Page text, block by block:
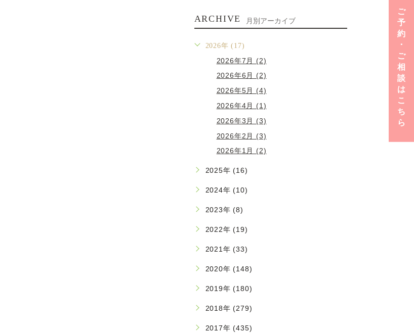
ご
予
約
･
ご
相
談
は
こ
ち
ら
ARCHIVE 月別アーカイブ
2026年 (17)
2026年7月 (2)
2026年6月 (2)
2026年5月 (4)
2026年4月 (1)
2026年3月 (3)
2026年2月 (3)
2026年1月 (2)
2025年 (16)
2024年 (10)
2023年 (8)
2022年 (19)
2021年 (33)
2020年 (148)
2019年 (180)
2018年 (279)
2017年 (435)